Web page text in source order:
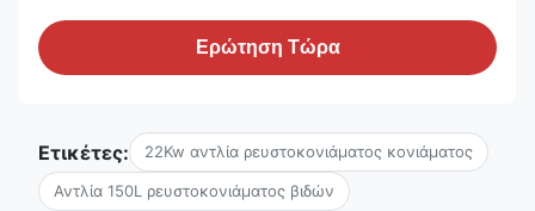
Ερώτηση Τώρα
Ετικέτες: 22Kw αντλία ρευστοκονιάματος κονιάματος
Αντλία 150L ρευστοκονιάματος βιδών